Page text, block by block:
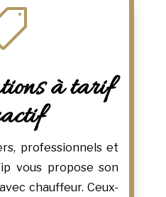
à tarif
professionnels et
vous propose son
chauffeur. Ceux-